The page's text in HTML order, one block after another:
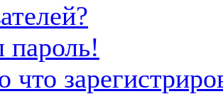
пароль!
что